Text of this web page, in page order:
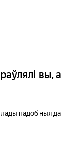
вы, а
падобныя да